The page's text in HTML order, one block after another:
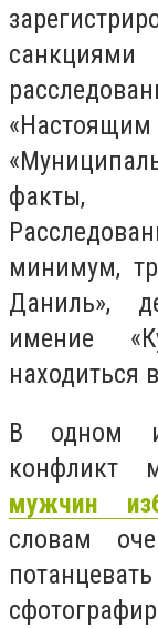
факты,
минимум,
Даниль»,
имение
находиться
В одном
конфликт
мужчин
словам